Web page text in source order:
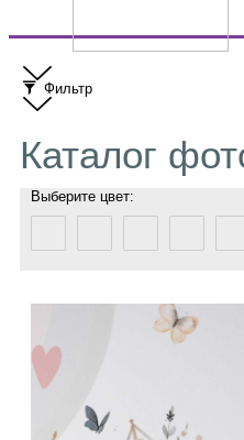
Фильтр
Каталог
Выберите цвет: